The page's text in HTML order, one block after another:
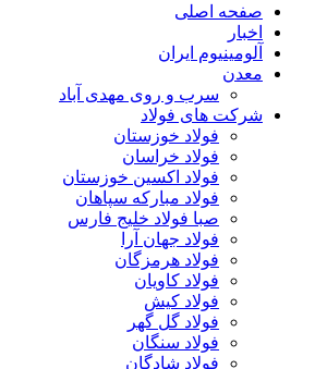
صفحه اصلی
اخبار
آلومینیوم ایران
معدن
سرب و روی مهدی آباد
شرکت های فولاد
فولاد خوزستان
فولاد خراسان
فولاد اکسین خوزستان
فولاد مبارکه سپاهان
صبا فولاد خلیج فارس
فولاد جهان آرا
فولاد هرمزگان
فولاد کاویان
فولاد کیش
فولاد گل گهر
فولاد سنگان
فولاد شادگان